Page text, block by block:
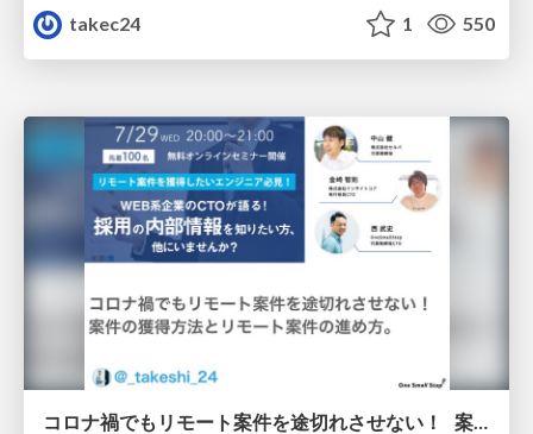
takec24
1 550
コロナ禍でもリモート案件を途切れさせない！ 案件の獲得方法とリモート案件の進め方。